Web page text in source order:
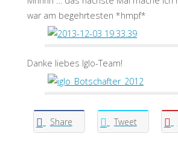
war am begehrtesten *hmpf*
Danke liebes Iglo-Team!
Share Tweet